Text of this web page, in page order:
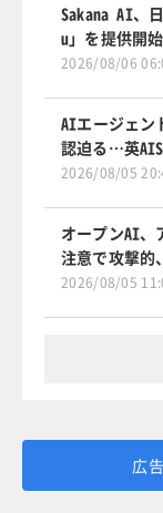
Sakana AI、
u」を提供開始
2026/08/06
AIエージェン
認迫る…英
2026/08/05
オープンAI、
注意で攻撃的
2026/08/05
広